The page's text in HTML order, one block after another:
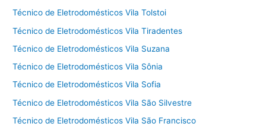
Técnico de Eletrodomésticos Vila Tolstoi
Técnico de Eletrodomésticos Vila Tiradentes
Técnico de Eletrodomésticos Vila Suzana
Técnico de Eletrodomésticos Vila Sônia
Técnico de Eletrodomésticos Vila Sofia
Técnico de Eletrodomésticos Vila São Silvestre
Técnico de Eletrodomésticos Vila São Francisco